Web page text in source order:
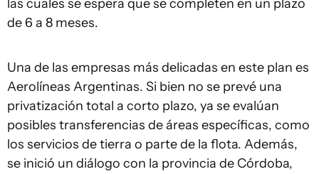
las cuales se espera que se completen en un plazo
de 6 a 8 meses.
Una de las empresas más delicadas en este plan es
Aerolíneas Argentinas. Si bien no se prevé una
privatización total a corto plazo, ya se evalúan
posibles transferencias de áreas específicas, como
los servicios de tierra o parte de la flota. Además,
se inició un diálogo con la provincia de Córdoba,